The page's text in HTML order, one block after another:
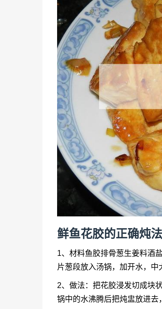
鲜鱼花胶的正确炖
1、材料鱼胶排骨葱生姜料酒
片葱段放入汤锅，加开水，中
2、做法：把花胶浸发切成块
锅中的水沸腾后把炖盅放进去